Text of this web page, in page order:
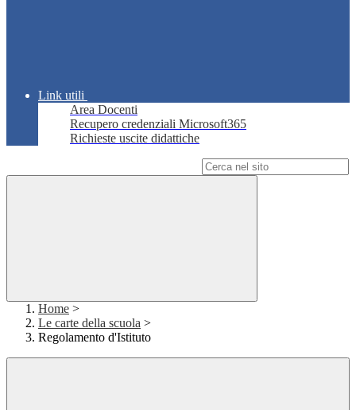
Link utili
Area Docenti
Recupero credenziali Microsoft365
Richieste uscite didattiche
Home >
Le carte della scuola >
Regolamento d'Istituto